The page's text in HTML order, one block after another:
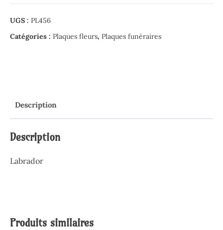
granit
LAB
UGS : PL456
Catégories : Plaques fleurs, Plaques funéraires
Description
Description
Labrador
Produits similaires